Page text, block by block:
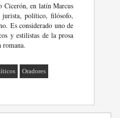
Cicerón, en latín Marcus
político, filósofo,
Es considerado uno de
y estilistas de la prosa
romana.
Oradores